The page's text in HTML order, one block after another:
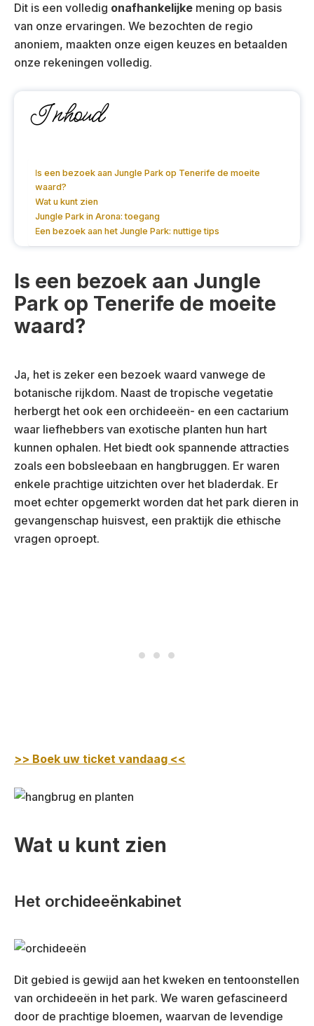
Dit is een volledig onafhankelijke mening op basis
van onze ervaringen. We bezochten de regio
anoniem, maakten onze eigen keuzes en betaalden
onze rekeningen volledig.
Inhoud
Is een bezoek aan Jungle Park op Tenerife de moeite
waard?
Wat u kunt zien
Jungle Park in Arona: toegang
Een bezoek aan het Jungle Park: nuttige tips
Is een bezoek aan Jungle
Park op Tenerife de moeite
waard?
Ja, het is zeker een bezoek waard vanwege de
botanische rijkdom. Naast de tropische vegetatie
herbergt het ook een orchideeën- en een cactarium
waar liefhebbers van exotische planten hun hart
kunnen ophalen. Het biedt ook spannende attracties
zoals een bobsleebaan en hangbruggen. Er waren
enkele prachtige uitzichten over het bladerdak. Er
moet echter opgemerkt worden dat het park dieren in
gevangenschap huisvest, een praktijk die ethische
vragen oproept.
>> Boek uw ticket vandaag <<
Wat u kunt zien
Het orchideeënkabinet
Dit gebied is gewijd aan het kweken en tentoonstellen
van orchideeën in het park. We waren gefascineerd
door de prachtige bloemen, waarvan de levendige